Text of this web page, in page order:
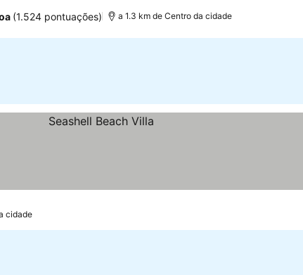
(1.524 pontuações) a 1.3 km de Centro da cidade
cidade